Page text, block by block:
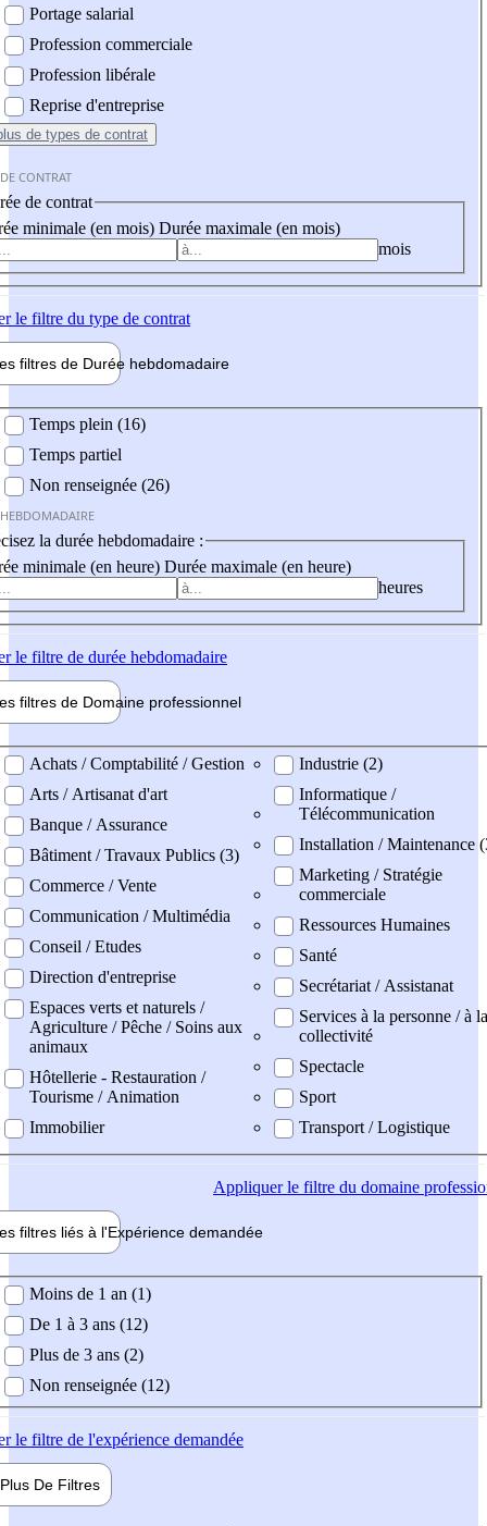
Portage salarial
Profession commerciale
Profession libérale
Reprise d'entreprise
de types de contrat
CONTRAT
de contrat
minimale (en mois) Durée maximale (en mois)
mois
le filtre du type de contrat
filtres de Durée hebdomadaire
Temps plein (16)
Temps partiel
Non renseignée (26)
la durée hebdomadaire :
minimale (en heure) Durée maximale (en heure)
heures
le filtre de durée hebdomadaire
filtres de Domaine professionnel
professionel
Achats / Comptabilité / Gestion
Arts / Artisanat d'art
Banque / Assurance
Bâtiment / Travaux Publics (3)
Commerce / Vente
Communication / Multimédia
Conseil / Etudes
Direction d'entreprise
Espaces verts et naturels /
Agriculture / Pêche / Soins aux
animaux
Hôtellerie - Restauration /
Tourisme / Animation
Immobilier
Industrie (2)
Informatique /
Télécommunication
Installation / Maintenance
Marketing / Stratégie
commerciale
Ressources Humaines
Santé
Secrétariat / Assistanat
Services à la personne / à la
collectivité
Spectacle
Sport
Transport / Logistique
Appliquerle filtre du domaine
filtres liés à l'Expérience demandée
demandée
Moins de 1 an (1)
De 1 à 3 ans (12)
Plus de 3 ans (2)
Non renseignée (12)
le filtre de l'expérience demandée
Plus De Filtres